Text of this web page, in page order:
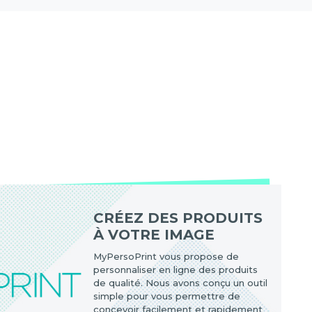
CRÉEZ DES PRODUITS
À VOTRE IMAGE
MyPersoPrint vous propose de
personnaliser en ligne des produits
de qualité. Nous avons conçu un outil
simple pour vous permettre de
concevoir facilement et rapidement